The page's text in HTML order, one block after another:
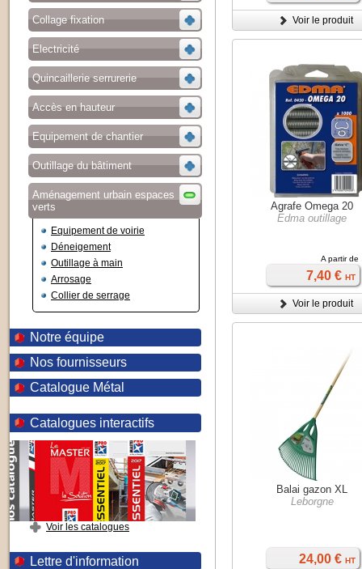
Collage fixation
Electricité
Quincaillerie serrurerie
Accès en hauteur
Equipement de chantier
Outillage du bâtiment
Aménagement urbain espaces
verts
Equipement de voirie
Déneigement
Outillage à main
Arrosage
Collier de serrage
Notre équipe
Nos fournisseurs
Catalogue Métal
Catalogues interactifs
Voir les catalogues
Lettre d'information
Voir le produit
Agrafe Omega 20
Edma outillage
A partir de
7,40 € HT
Voir le produit
Balai gazon XL
Leborgne
24,00 € HT